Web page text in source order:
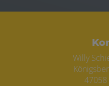
Footer -
Willy
47058